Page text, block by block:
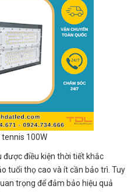
tennis 100W
được điều kiện thời tiết khắc
tuổi thọ cao và ít cần bảo trì. Tuy
trọng để đảm bảo hiệu quả